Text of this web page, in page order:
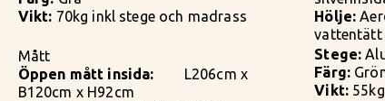
Vikt: 70kg inkl stege och madrass
Mått
Öppen mått insida: L206cm x
B120cm x H92cm
Hölje:
vattentätt
Stege:
Färg:
Vikt: